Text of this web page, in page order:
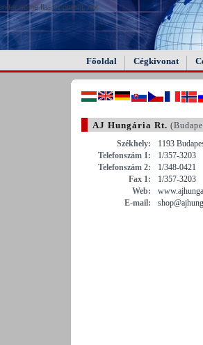
some flash content, not
Főoldal Cégkivonat
AJ Hungária Rt.
Székhely:
1193
Telefonszám 1:
1/357-3203
Telefonszám 2:
1/348-0421
Fax 1:
1/357-3203
Web:
E-mail: